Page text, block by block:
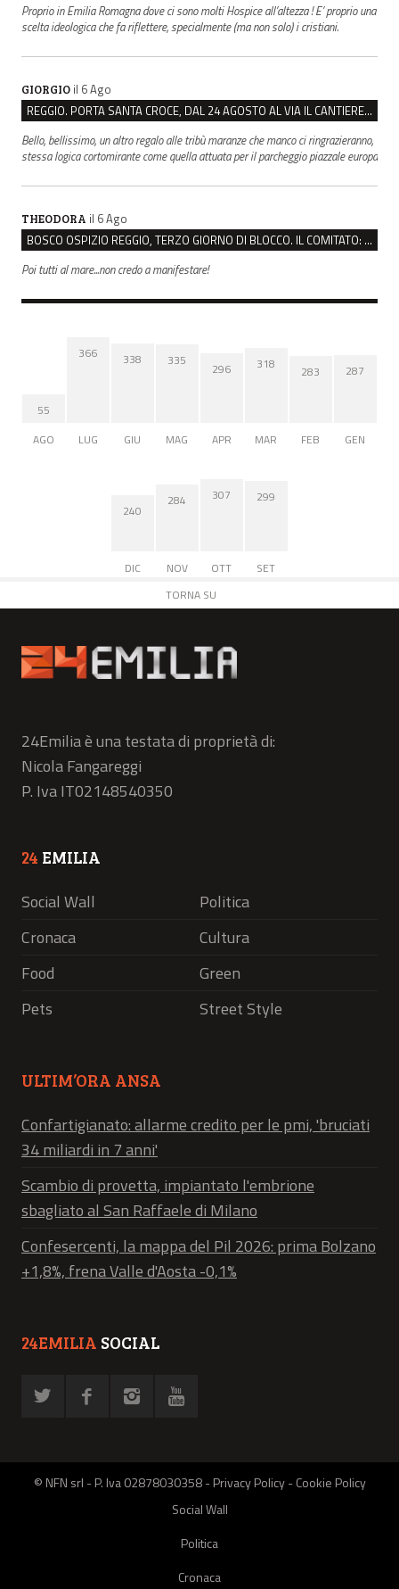
Proprio in Emilia Romagna dove ci sono molti Hospice all’altezza ! E’ proprio una
scelta ideologica che fa riflettere, specialmente (ma non solo) i cristiani.
GIORGIO il 6 Ago
REGGIO. PORTA SANTA CROCE, DAL 24 AGOSTO AL VIA IL CANTIERE PER IL NUOVO COLLETTORE FOGNARIO
Bello, bellissimo, un altro regalo alle tribù maranze che manco ci ringrazieranno,
stessa logica cortomirante come quella attuata per il parcheggio piazzale europa
THEODORA il 6 Ago
BOSCO OSPIZIO REGGIO, TERZO GIORNO DI BLOCCO. IL COMITATO: “PRESIDIO FINO A VENERDÌ”
Poi tutti al mare...non credo a manifestare!
55
AGO
366
LUG
338
GIU
335
MAG
296
APR
318
MAR
283
FEB
287
GEN
240
DIC
284
NOV
307
OTT
299
SET
TORNA SU
24Emilia è una testata di proprietà di:
Nicola Fangareggi
P. Iva IT02148540350
24 EMILIA
Social Wall
Politica
Cronaca
Cultura
Food
Green
Pets
Street Style
ULTIM’ORA ANSA
Confartigianato: allarme credito per le pmi, 'bruciati
34 miliardi in 7 anni'
Scambio di provetta, impiantato l'embrione
sbagliato al San Raffaele di Milano
Confesercenti, la mappa del Pil 2026: prima Bolzano
+1,8%, frena Valle d'Aosta -0,1%
24EMILIA SOCIAL
© NFN srl - P. Iva 02878030358 -Privacy Policy-Cookie Policy
Social Wall
Politica
Cronaca